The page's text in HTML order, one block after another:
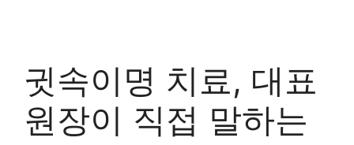
귓속이명 치료, 대표
원장이 직접 말하는